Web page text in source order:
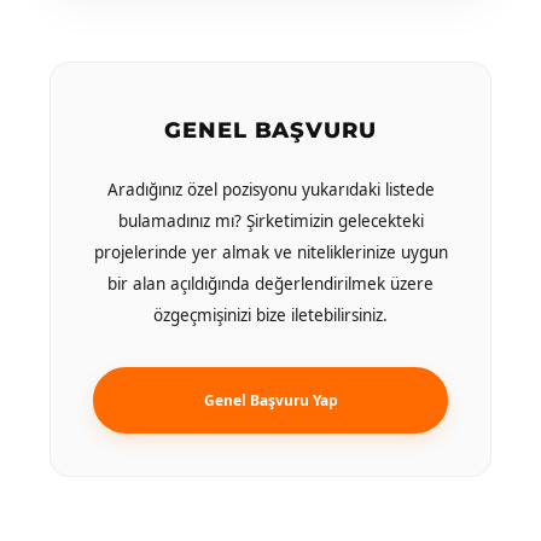
GENEL BAŞVURU
Aradığınız özel pozisyonu yukarıdaki listede
bulamadınız mı? Şirketimizin gelecekteki
projelerinde yer almak ve niteliklerinize uygun
bir alan açıldığında değerlendirilmek üzere
özgeçmişinizi bize iletebilirsiniz.
Genel Başvuru Yap